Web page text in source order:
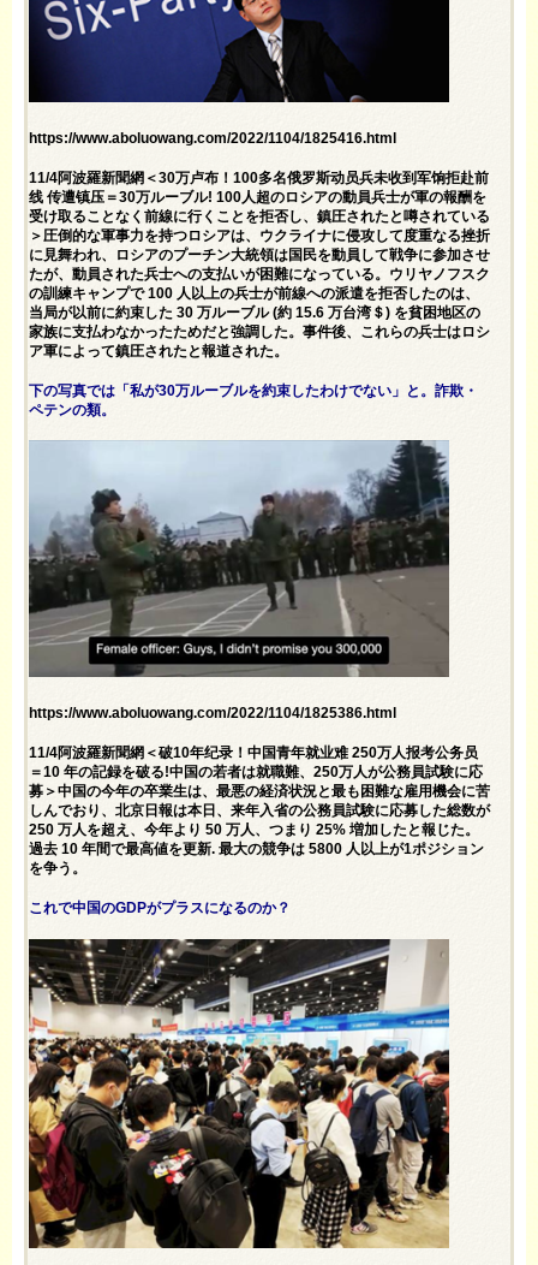
https://www.aboluowang.com/2022/1104/1825416.html
11/4阿波羅新聞網＜30万卢布！100多名俄罗斯动员兵未收到军饷拒赴前
线 传遭镇压＝30万ルーブル! 100人超のロシアの動員兵士が軍の報酬を
受け取ることなく前線に行くことを拒否し、鎮圧されたと噂されている
＞圧倒的な軍事力を持つロシアは、ウクライナに侵攻して度重なる挫折
に見舞われ、ロシアのプーチン大統領は国民を動員して戦争に参加させ
たが、動員された兵士への支払いが困難になっている。ウリヤノフスク
の訓練キャンプで 100 人以上の兵士が前線への派遣を拒否したのは、
当局が以前に約束した 30 万ルーブル (約 15.6 万台湾＄) を貧困地区の
家族に支払わなかったためだと強調した。事件後、これらの兵士はロシ
ア軍によって鎮圧されたと報道された。
下の写真では「私が30万ルーブルを約束したわけでない」と。詐欺・
ペテンの類。
https://www.aboluowang.com/2022/1104/1825386.html
11/4阿波羅新聞網＜破10年纪录！中国青年就业难 250万人报考公务员
＝10 年の記録を破る!中国の若者は就職難、250万人が公務員試験に応
募＞中国の今年の卒業生は、最悪の経済状況と最も困難な雇用機会に苦
しんでおり、北京日報は本日、来年入省の公務員試験に応募した総数が
250 万人を超え、今年より 50 万人、つまり 25% 増加したと報じた。
過去 10 年間で最高値を更新. 最大の競争は 5800 人以上が1ポジション
を争う。
これで中国のGDPがプラスになるのか？